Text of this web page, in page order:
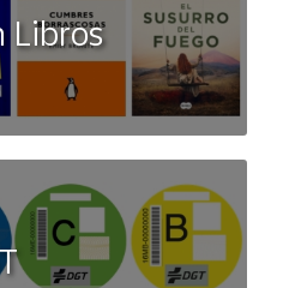
Libros